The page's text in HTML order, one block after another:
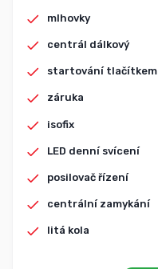
mlhovky
centrál dálkový
startování tlačítkem
záruka
isofix
LED denní svícení
posilovač řízení
centrální zamykání
litá kola